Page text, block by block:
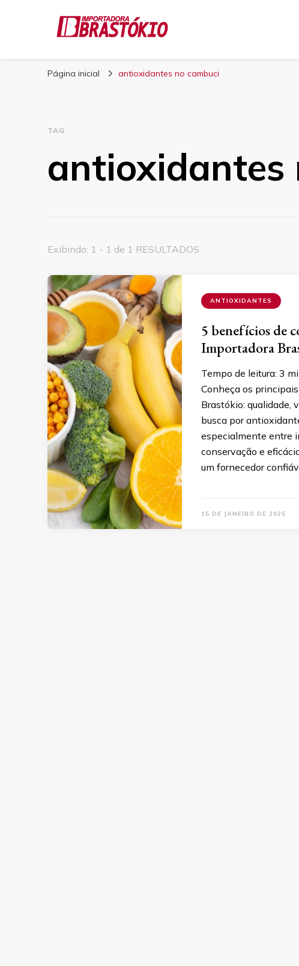
Blog Brastokio
Página inicial antioxidantes no cambuci
TAG
antioxidantes
Exibindo: 1 - 1 de 1 RESULTADOS
ANTIOXIDANTES
5 benefícios de
Importadora
Tempo de leitura: 3
Conheça os
Brastókio: qualidade,
busca por
especialmente entre
conservação e
um fornecedor
15 DE JANEIRO DE 2025